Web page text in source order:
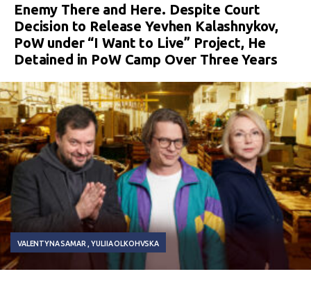
Enemy There and Here. Despite Court
Decision to Release Yevhen Kalashnykov,
PoW under “I Want to Live” Project, He
Detained in PoW Camp Over Three Years
VALENTYNA SAMAR YULIIA OLKOHVSKA